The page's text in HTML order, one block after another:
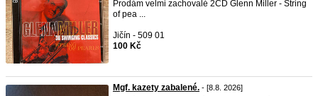
Prodám velmi zachovalé 2CD Glenn Miller - String
of pea ...
Jičín - 509 01
100 Kč
Mgf. kazety zabalené. - [8.8. 2026]